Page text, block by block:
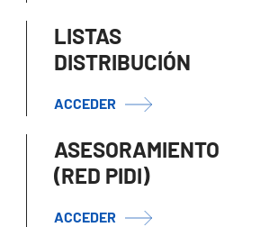
LISTAS
DISTRIBUCIÓN
ACCEDER
ASESORAMIENTO
(RED PIDI)
ACCEDER